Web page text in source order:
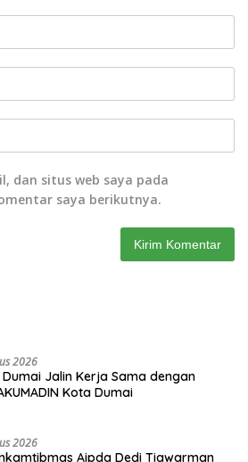
dan situs web saya pada
saya berikutnya.
2026
Dumai Jalin Kerja Sama dengan
Kota Dumai
2026
Aipda Dedi Tiawarman